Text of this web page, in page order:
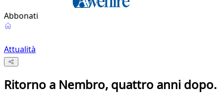
Abbonati
Attualità
Ritorno a Nembro, quattro anni dopo.